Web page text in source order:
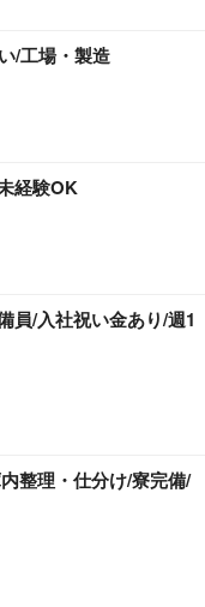
/工場・製造
経験OK
員/入社祝い金あり/週1
整理・仕分け/寮完備/